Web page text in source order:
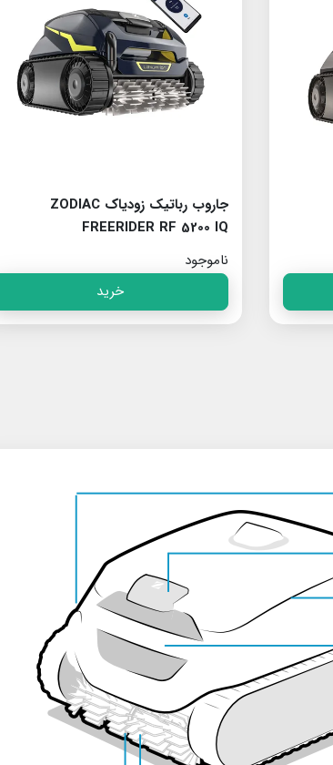
جاروب رباتیک زودیاک ZODIAC
FREERIDER RF 5200 IQ
ناموجود
خرید